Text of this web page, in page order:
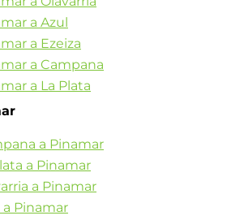
a Azul
a Ezeiza
a Campana
a La Plata
a Pinamar
a Pinamar
a Pinamar
a Pinamar